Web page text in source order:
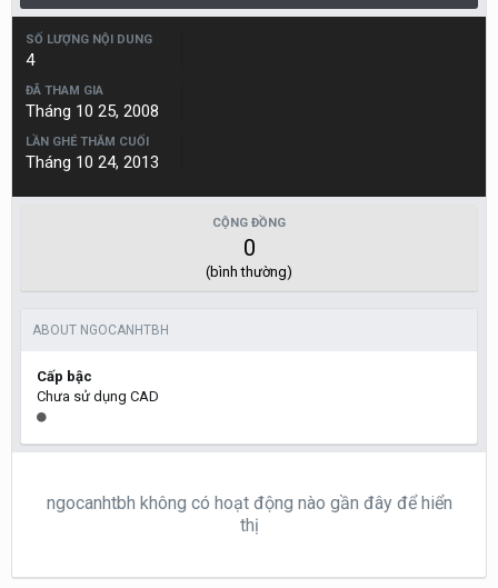
SỐ LƯỢNG NỘI DUNG
4
ĐÃ THAM GIA
Tháng 10 25, 2008
LẦN GHÉ THĂM CUỐI
Tháng 10 24, 2013
CỘNG ĐỒNG
0
(bình thường)
ABOUT NGOCANHTBH
Cấp bậc
Chưa sử dụng CAD
ngocanhtbh không có hoạt động nào gần đây để hiển
thị